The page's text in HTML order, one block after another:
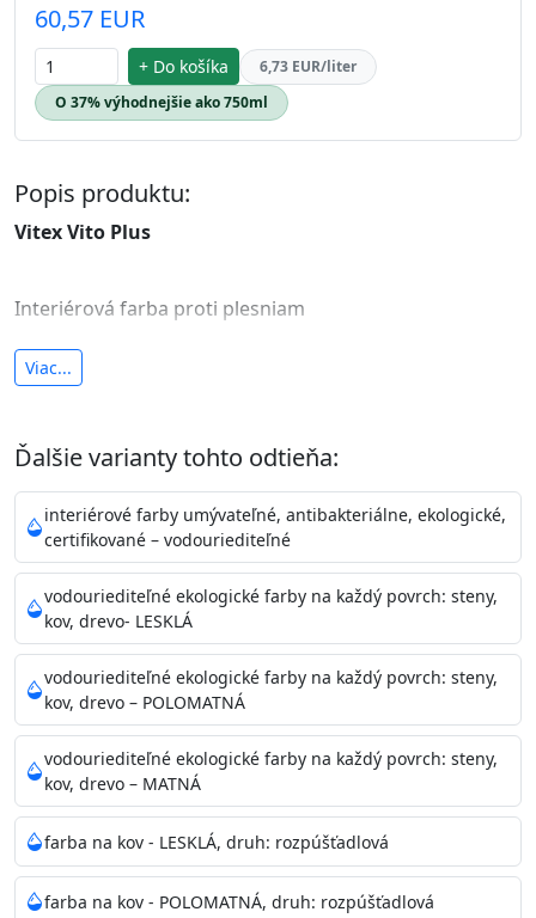
60,57 EUR
+ Do košíka
6,73 EUR/liter
O 37% výhodnejšie ako 750ml
Popis produktu:
Vitex Vito Plus
Interiérová farba proti plesniam
antibakteriálna a umývateľná
Je interiérová protiplesňová farba s iónmi
Vďaka svojmu špeciálnemu zloženiu
znižuje (o 99,9%) množstvo baktérií na povrchu náteru.
Preto jevhodná na nátery priestor s
vysokými nárokmi na hygienickú čistotu ako sú
nemocnice, pôrodnice, operačné
sály, potravinárske priestory, detské izby, školy,
škôlky, telocvične, a samozrejme je
vhodná aj do bežných priestorov. Je plne umývateľná
(trieda 2 podľa EN 13300) pri
zachovaní priedušnosti vodných pár z natretých
povrchov. Má vynikajúcu kryciu schopnosť,
vysokú výdatnosť a výborný rozliv. Je možné ju tónovať v
bohatej škále odtieňov.
Odtieň: Biela + je možné tónovať podľa RAL, NCS,
Viac...
Ďalšie varianty tohto odtieňa:
interiérové farby umývateľné, antibakteriálne, ekologické,
certifikované – vodouriediteľné
vodouriediteľné ekologické farby na každý povrch: steny,
kov, drevo- LESKLÁ
vodouriediteľné ekologické farby na každý povrch: steny,
kov, drevo – POLOMATNÁ
vodouriediteľné ekologické farby na každý povrch: steny,
kov, drevo – MATNÁ
farba na kov - LESKLÁ, druh: rozpúšťadlová
farba na kov - POLOMATNÁ, druh: rozpúšťadlová